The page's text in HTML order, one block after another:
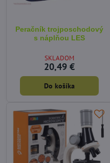
Peračník trojposchodový
s náplňou LES
SKLADOM
20,49 €
Do košíka